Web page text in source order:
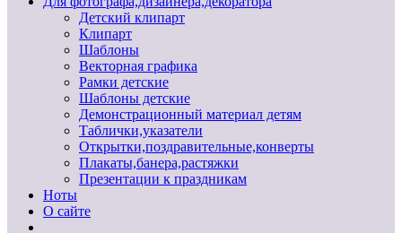
Детский клипарт
Клипарт
Шаблоны
Векторная графика
Рамки детские
Шаблоны детские
Демонстрационный материал детям
Таблички,указатели
Открытки,поздравительные,конверты
Плакаты,банера,растяжки
Презентации к праздникам
Ноты
О сайте